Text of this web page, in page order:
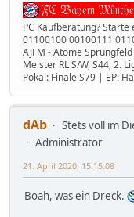
PC Kaufberatung?
01100100 00100111
AJFM - Atome Sprungfeld
Meister RL S/W, S44; 2.
Pokal: Finale S79 | EP:
dAb
Stets voll im
Administrator
21. April 2020, 15:15:08
Boah, was ein Dreck.